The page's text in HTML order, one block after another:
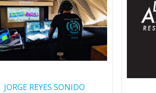
JORGE REYES SONIDO